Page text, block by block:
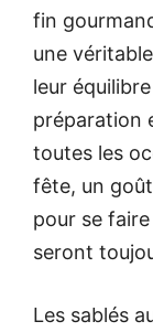
fin
une
leur
préparation
toutes les
fête, un
pour se
seront
Les sablés